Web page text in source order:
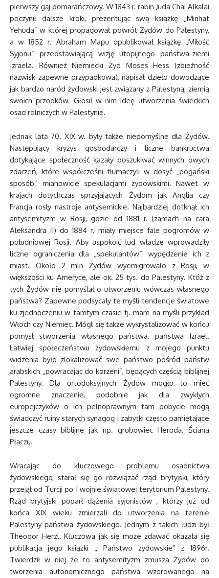
pierwszy gaj pomarańczowy. W 1843 r. rabin Juda Chai Alkalai
poczynił dalsze kroki, prezentując swą książkę „Minhat
Yehuda” w której propagował powrót Żydów do Palestyny,
a w 1852 r. Abraham Mapu opublikował książkę „Miłość
Syjonu” przedstawiającą wizję utopijnego państwa-ziemi
Izraela. Również Niemiecki Żyd Moses Hess (zbieżność
nazwisk zapewne przypadkowa), napisał dzieło dowodzące
jak bardzo naród żydowski jest związany z Palestyną, ziemią
swoich przodków. Głosił w nim ideę utworzenia świeckich
osad rolniczych w Palestynie.
Jednak lata 70. XIX w. były także niepomyślne dla Żydów.
Następujący kryzys gospodarczy i liczne bankructwa
dotykające społeczność kazały poszukiwać winnych owych
zdarzeń, które współcześni tłumaczyli w dosyć „pogański
sposób” mianowicie spekulacjami żydowskimi. Nawet w
krajach dotychczas sprzyjających Żydom jak Anglia czy
Francja rosły nastroje antysemickie. Najbardziej dotknął ich
antysemityzm w Rosji, gdzie od 1881 r. (zamach na cara
Aleksandra II) do 1884 r. miały miejsce fale pogromów w
południowej Rosji. Aby uspokoić lud władze wprowadziły
liczne ograniczenia dla „spekulantów”: wypędzenie ich z
miast. Około 2 mln Żydów wyemigrowało z Rosji, w
większości ku Ameryce, ale ok. 25 tys. do Palestyny. Któż z
tych Żydów nie pomyślał o utworzeniu wówczas własnego
państwa? Zapewne podsycały te myśli tendencje światowe
ku zjednoczeniu w tamtym czasie tj. mam na myśli przykład
Włoch czy Niemiec. Mógł się także wykrystalizować w końcu
pomysł stworzenia własnego państwa, państwa Izrael.
Łatwiej społeczeństwu żydowskiemu z mojego punktu
widzenia było zlokalizować swe państwo pośród państw
arabskich „powracając do korzeni”, będących częścią biblijnej
Palestyny. Dla ortodoksyjnych Żydów mogło to mieć
ogromne znaczenie, podobnie jak dla zwykłych
europejczyków o ich pełnoprawnym tam pobycie mogą
świadczyć ruiny starych synagog i zabytki często pamiętające
jeszcze czasy biblijne jak np. grobowiec Heroda, Ściana
Płaczu.
Wracając do kluczowego problemu osadnictwa
żydowskiego, starał się go rozwiązać rząd brytyjski, który
przejął od Turcji po I wojnie światowej terytorium Palestyny.
Rząd brytyjski poparł dążenia syjonistów , którzy już od
końca XIX wieku zmierzali do utworzenia na terenie
Palestyny państwa żydowskiego. Jednym z takich ludzi był
Theodor Herzl. Kluczową jak się może zdawać okazała się
publikacja jego książki „ Państwo żydowskie” z 1896r.
Twierdził w niej że to antysemityzm zmusza Żydów do
tworzenia autonomicznego państwa wzorowanego na